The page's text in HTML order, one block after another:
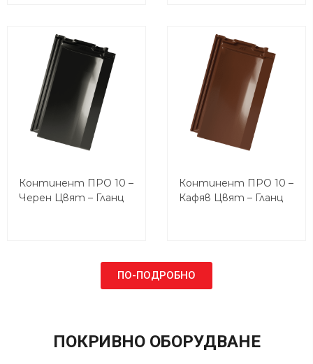
Континент ПРО 10 –
Черен Цвят – Гланц
Континент ПРО 10 –
Кафяв Цвят – Гланц
ПО-ПОДРОБНО
ПОКРИВНО ОБОРУДВАНЕ